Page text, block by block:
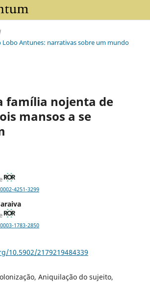
Lobo Antunes: narrativas sobre um mundo
família nojenta de
mansos a se
4251-3299
1783-2850
10.5902/2179219484339
Aniquilação do sujeito,